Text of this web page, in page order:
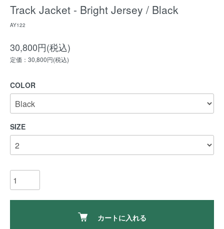
Track Jacket - Bright Jersey / Black
AY122
30,800円(税込)
定価：30,800円(税込)
COLOR
SIZE
カートに入れる